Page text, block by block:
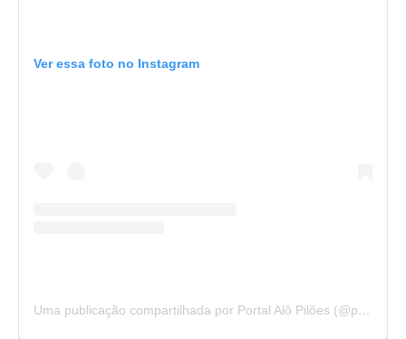
Ver essa foto no Instagram
Uma publicação compartilhada por Portal Alô Pilões (@portalalopiloes)